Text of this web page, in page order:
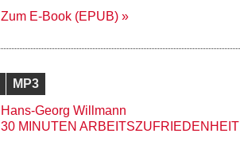
Zum E-Book (EPUB)
MP3
Hans-Georg Willmann
30 MINUTEN ARBEITSZUFRIEDENHEIT